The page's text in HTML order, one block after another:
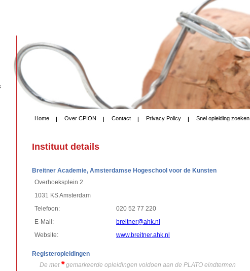
Home Over CPION Contact Privacy Policy Snel opleiding zoeken
Instituut details
Breitner Academie, Amsterdamse Hogeschool voor de Kunsten
Overhoeksplein 2
1031 KS Amsterdam
Telefoon:
020 52 77 220
E-Mail:
breitner@ahk.nl
Website:
www.breitner.ahk.nl
Registeropleidingen
De met *gemarkeerde opleidingen voldoen aan de PLATO eindtermen